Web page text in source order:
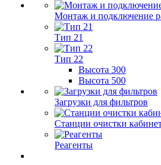
Монтаж и подключение
Тип 21
Тип 22
Высота 300
Высота 500
Загрузки для фильтров
Станции очистки
Реагенты